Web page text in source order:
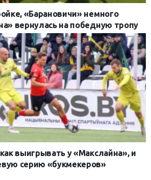
«Барановичи» немного
вернулась на победную тропу
выигрывать у «Макслайна», и
серию «букмекеров»